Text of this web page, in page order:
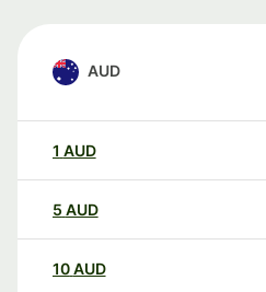
AUD
1 AUD
5 AUD
10AUD